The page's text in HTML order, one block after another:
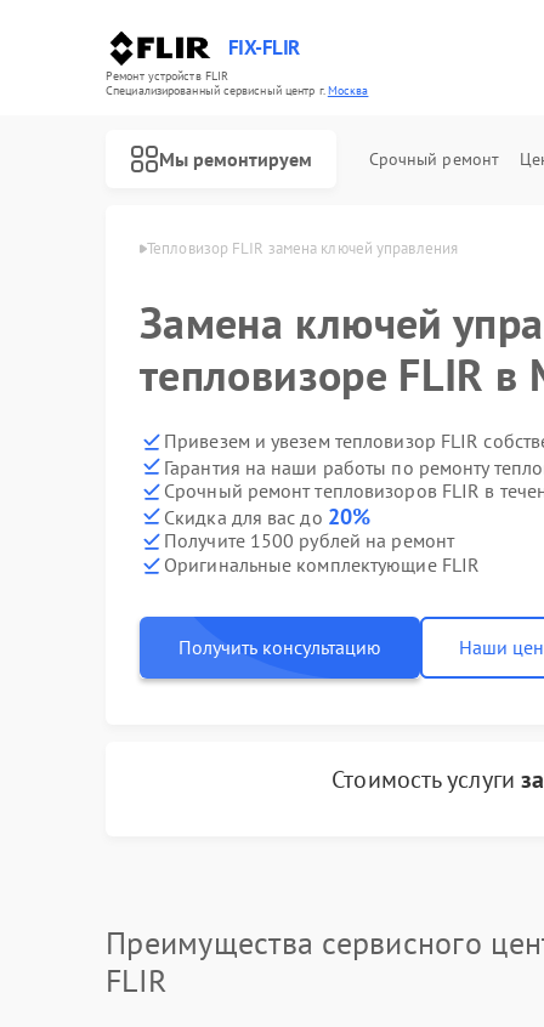
FIX-FLIR
Ремонт устройств FLIR
Специализированный cервисный центр г.Москва
Мы ремонтируем Срочный ремонт
FLIR в Москве Тепловизор FLIR замена ключей управления
Замена ключей
тепловизоре FLIR в
Привезем и увезем тепловизор FLIR
Гарантия на наши работы по ремонту
Срочный ремонт тепловизоров FLIR в
Скидка для вас до 20%
Получите 1500 рублей на ремонт
Оригинальные комплектующие FLIR
Получить консультацию Наши
Стоимость услуги
Преимущества сервисного
FLIR